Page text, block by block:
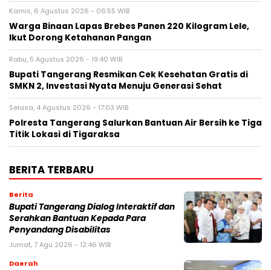
Kamis, 6 Agustus 2026 - 06:55 WIB
Warga Binaan Lapas Brebes Panen 220 Kilogram Lele,
Ikut Dorong Ketahanan Pangan
Rabu, 5 Agustus 2026 - 19:40 WIB
‎Bupati Tangerang Resmikan Cek Kesehatan Gratis di
SMKN 2, Investasi Nyata Menuju Generasi Sehat
Selasa, 4 Agustus 2026 - 17:03 WIB
Polresta Tangerang Salurkan Bantuan Air Bersih ke Tiga
Titik Lokasi di Tigaraksa
BERITA TERBARU
Berita
Bupati Tangerang Dialog Interaktif dan
Serahkan Bantuan Kepada Para
Penyandang Disabilitas
Jumat, 7 Agu 2026 - 12:46 WIB
Daerah